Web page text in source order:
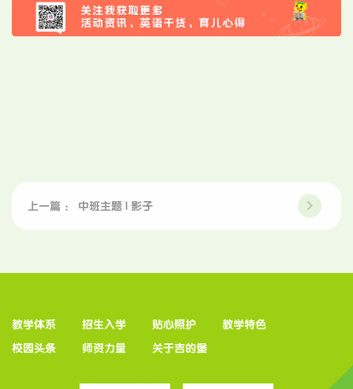
上一篇 ： 中班主题 | 影子
教学体系 招生入学 贴心照护 教学特色
校园头条 师资力量 关于吉的堡